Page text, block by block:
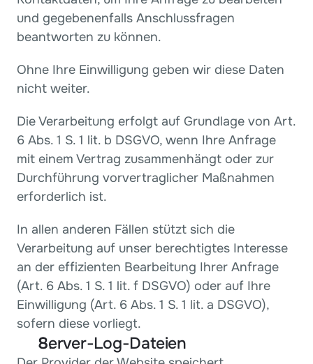
und gegebenenfalls Anschlussfragen
beantworten zu können.
Ohne Ihre Einwilligung geben wir diese Daten
nicht weiter.
Die Verarbeitung erfolgt auf Grundlage von Art.
6 Abs. 1 S. 1 lit. b DSGVO, wenn Ihre Anfrage
mit einem Vertrag zusammenhängt oder zur
Durchführung vorvertraglicher Maßnahmen
erforderlich ist.
In allen anderen Fällen stützt sich die
Verarbeitung auf unser berechtigtes Interesse
an der effizienten Bearbeitung Ihrer Anfrage
(Art. 6 Abs. 1 S. 1 lit. f DSGVO) oder auf Ihre
Einwilligung (Art. 6 Abs. 1 S. 1 lit. a DSGVO),
sofern diese vorliegt.
Server-Log-Dateien